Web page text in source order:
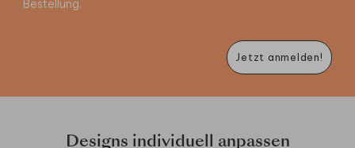
Bestellung.
Jetzt anmelden!
Designs individuell anpassen